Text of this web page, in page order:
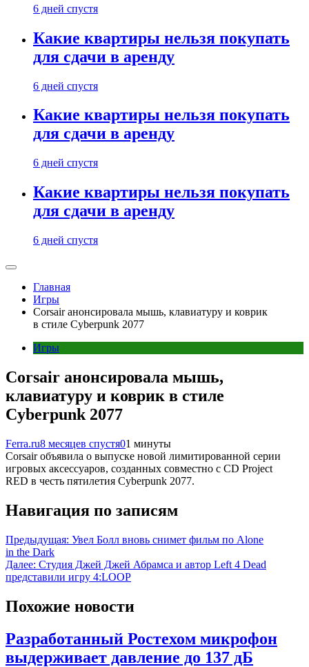
6 дней спустя
Какие квартиры нельзя покупать
для сдачи в аренду
6 дней спустя
Какие квартиры нельзя покупать
для сдачи в аренду
6 дней спустя
Какие квартиры нельзя покупать
для сдачи в аренду
6 дней спустя
Главная
Игры
Corsair анонсировала мышь, клавиатуру и коврик
в стиле Cyberpunk 2077
Игры
Corsair анонсировала мышь,
клавиатуру и коврик в стиле
Cyberpunk 2077
Ferra.ru8 месяцев спустя01 минуты
Corsair объявила о выпуске новой лимитированной серии
игровых аксессуаров, созданных совместно с CD Project
RED в честь пятилетия Cyberpunk 2077.
Навигация по записям
Предыдущая: Увел Болл вновь снимет фильм по Alone
in the Dark
Далее: Студия Джей Джей Абрамса и автор Left 4 Dead
представили игру 4:LOOP
Похожие новости
Разработанный Ростехом микрофон
выдерживает давление до 137 дБ